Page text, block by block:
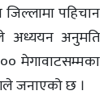
पहिचान
अध्ययन अनुमति
मेगावाटसम्मका
जनाएको छ ।